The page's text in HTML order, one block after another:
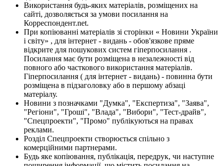
Використання будь-яких матеріалів, розміщених на
сайті, дозволяється за умови посилання на
Корреспондент.net.
При копіюванні матеріалів зі сторінки « Новини України
і світу» , для інтернет - видань - обов'язкове пряме
відкрите для пошукових систем гіперпосилання .
Посилання має бути розміщена в незалежності від
повного або часткового використання матеріалів.
Гіперпосилання ( для інтернет - видань) - повинна бути
розміщена в підзаголовку або в першому абзаці
матеріалу.
Новини з позначками "Думка", "Експертиза", "Заява",
"Регіони", "Гроші", "Влада", "Вибори", "Тест-драйв",
"Спецпроекти", "Промо" публікуються на правах
реклами.
Розділ Спецпроекти створюється спільно з
комерційними партнерами.
Будь яке копіювання, публікація, передрук, чи наступне